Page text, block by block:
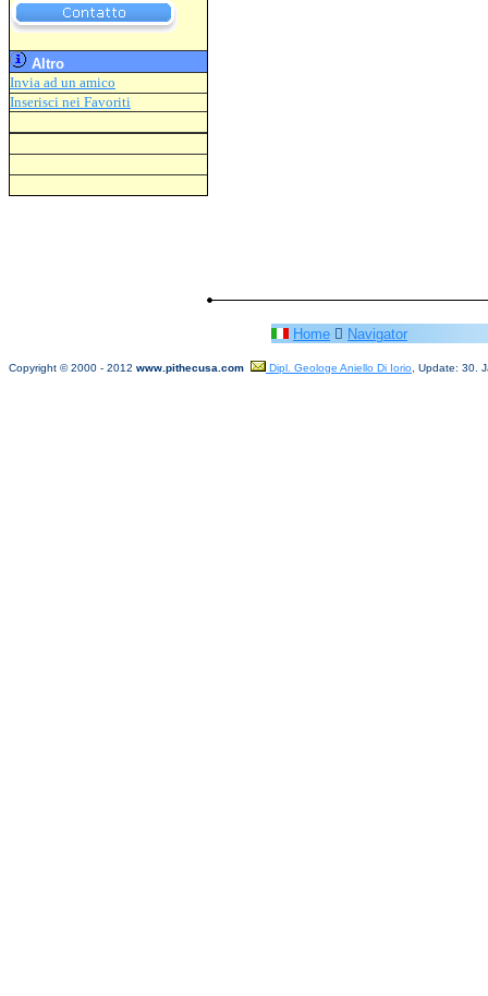
Altro
Invia ad un amico
Inserisci nei Favoriti
Home  Navigator
Copyright © 2000 - 2012 www.pithecusa.com Dipl. Geologe Aniello Di Iorio , Update: 30.